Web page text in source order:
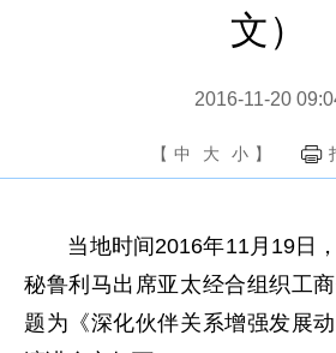
文）
2016-11-20
【 中 大 小 】
当地时间2016年11月19日，
秘鲁利马出席亚太经合组织工
题为《深化伙伴关系增强发展